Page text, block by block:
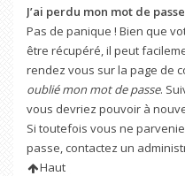
J’ai perdu mon mot de
Pas de panique ! Bien que
être récupéré, il peut
rendez vous sur la page de
oublié mon mot de passe.
vous devriez pouvoir à
Si toutefois vous ne
passe, contactez un
Haut